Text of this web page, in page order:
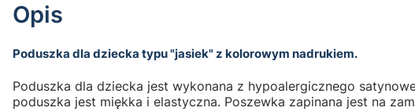
Opis
Poduszka dla dziecka typu "jasiek" z kolorowym nadrukiem.
Poduszka dla dziecka jest wykonana z hypoalergicznego
poduszka jest miękka i elastyczna. Poszewka zapinana jest na